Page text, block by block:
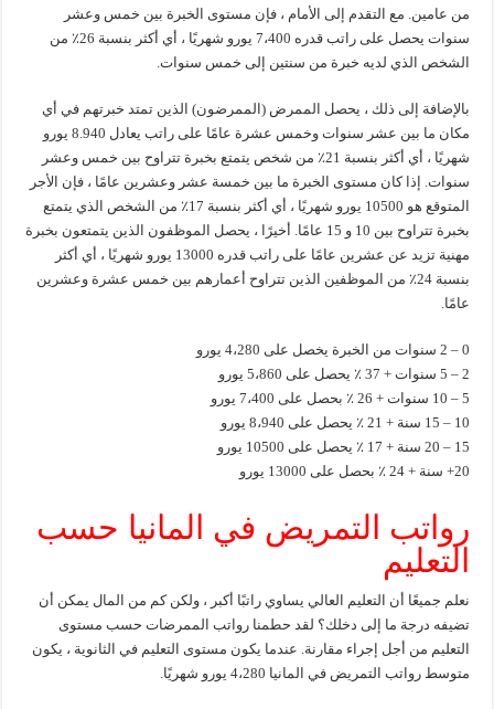
من عامين. مع التقدم إلى الأمام ، فإن مستوى الخبرة بين خمس وعشر
سنوات يحصل على راتب قدره 7،400 يورو شهريًا ، أي أكثر بنسبة 26٪ من
الشخص الذي لديه خبرة من سنتين إلى خمس سنوات.
بالإضافة إلى ذلك ، يحصل الممرض (الممرضون) الذين تمتد خبرتهم في أي
مكان ما بين عشر سنوات وخمس عشرة عامًا على راتب يعادل 8.940 يورو
شهريًا ، أي أكثر بنسبة 21٪ من شخص يتمتع بخبرة تتراوح بين خمس وعشر
سنوات. إذا كان مستوى الخبرة ما بين خمسة عشر وعشرين عامًا ، فإن الأجر
المتوقع هو 10500 يورو شهريًا ، أي أكثر بنسبة 17٪ من الشخص الذي يتمتع
بخبرة تتراوح بين 10 و 15 عامًا. أخيرًا ، يحصل الموظفون الذين يتمتعون بخبرة
مهنية تزيد عن عشرين عامًا على راتب قدره 13000 يورو شهريًا ، أي أكثر
بنسبة 24٪ من الموظفين الذين تتراوح أعمارهم بين خمس عشرة وعشرين
عامًا.
0 – 2 سنوات من الخبرة يخصل على 4،280 يورو
2 – 5 سنوات + 37 ٪ يحصل على 5،860 يورو
5 – 10 سنوات + 26 ٪ بحصل على 7،400 يورو
10 – 15 سنة + 21 ٪ يحصل على 8،940 يورو
15 – 20 سنة + 17 ٪ يحصل على 10500 يورو
20+ سنة + 24 ٪ بحصل على 13000 يورو
رواتب التمريض في المانيا حسب
التعليم
نعلم جميعًا أن التعليم العالي يساوي راتبًا أكبر ، ولكن كم من المال يمكن أن
تضيفه درجة ما إلى دخلك؟ لقد حطمنا رواتب الممرضات حسب مستوى
التعليم من أجل إجراء مقارنة. عندما يكون مستوى التعليم في الثانوية ، يكون
متوسط رواتب التمريض في المانيا 4،280 يورو شهريًا.